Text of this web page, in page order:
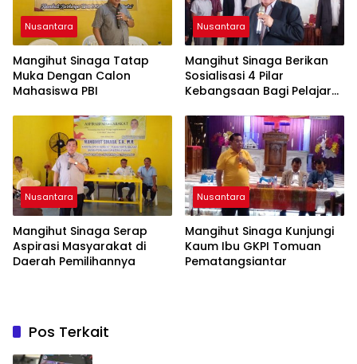
Nusantara
Mangihut Sinaga Tatap
Muka Dengan Calon
Mahasiswa PBI
Nusantara
Mangihut Sinaga Berikan
Sosialisasi 4 Pilar
Kebangsaan Bagi Pelajar
Nusantara
Mangihut Sinaga Serap
Aspirasi Masyarakat di
Daerah Pemilihannya
Nusantara
Mangihut Sinaga Kunjungi
Kaum Ibu GKPI Tomuan
Pematangsiantar
Pos Terkait